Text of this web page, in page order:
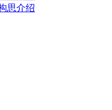
思介绍